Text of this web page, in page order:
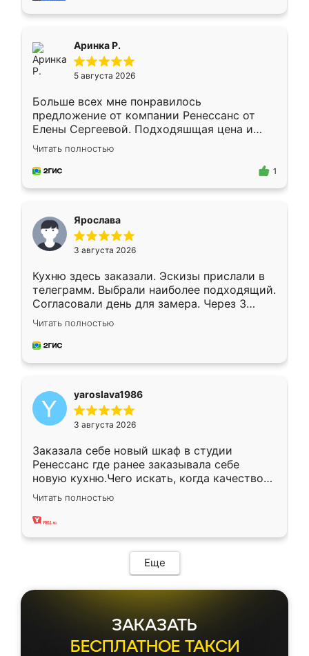
Аринка Р.
5 августа 2026
Больше всех мне понравилось
предложение от компании Ренессанс от
Елены Сергеевой. Подходяшщая цена и
короткие сроки изготовления. Приехавший
для замера сотрудник Владислав
предложил по моему эскизу самый
Читать полностью
1
Ярослава
3 августа 2026
Кухню здесь заказали. Эскизы прислали в
телеграмм. Выбрали наиболее подходящий.
Согласовали день для замера. Через 3
недели кухня была уже готова. Остались
довольны работой. Спасибо Ренессанс
мебель за качественную работу!
Читать полностью
yaroslava1986
3 августа 2026
Заказала себе новый шкаф в студии
Ренессанс где ранее заказывала себе
новую кухню.Чего искать, когда качеством
вполне довольна. Служит кухня уже почти
два года, нареканий нет.
Читать полностью
Еще
ЗАКАЗАТЬ
БЕСПЛАТНОЕ ТАКСИ